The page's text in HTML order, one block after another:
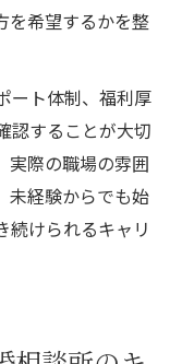
を希望するかを整
ート体制、福利厚
認することが大切
実際の職場の雰囲
未経験からでも始
続けられるキャリ